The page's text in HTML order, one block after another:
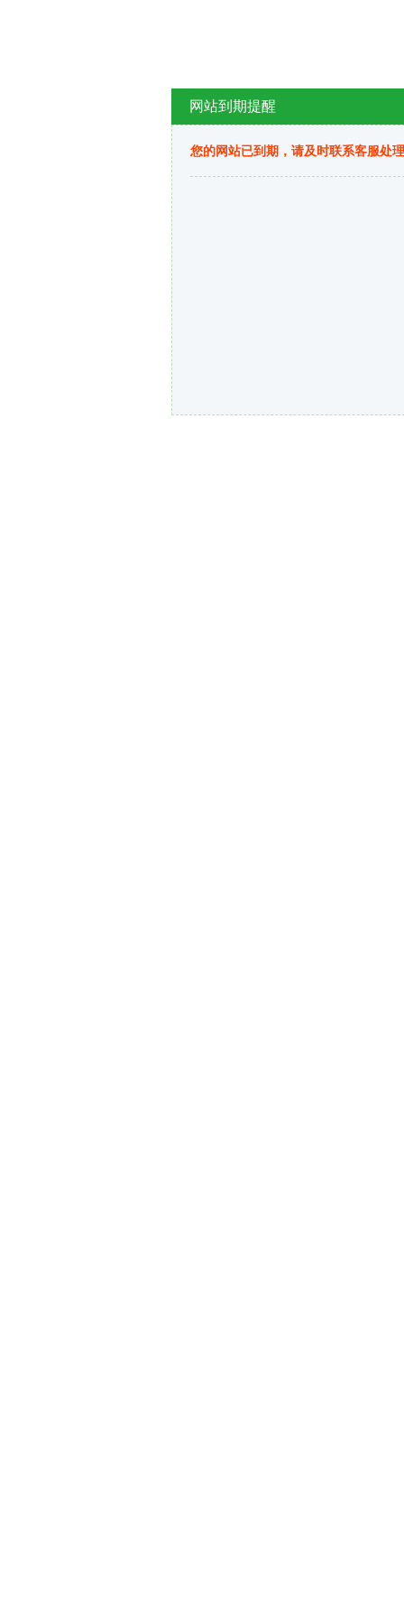
网站到期提醒
您的网站已到期，请及时联系客服处理